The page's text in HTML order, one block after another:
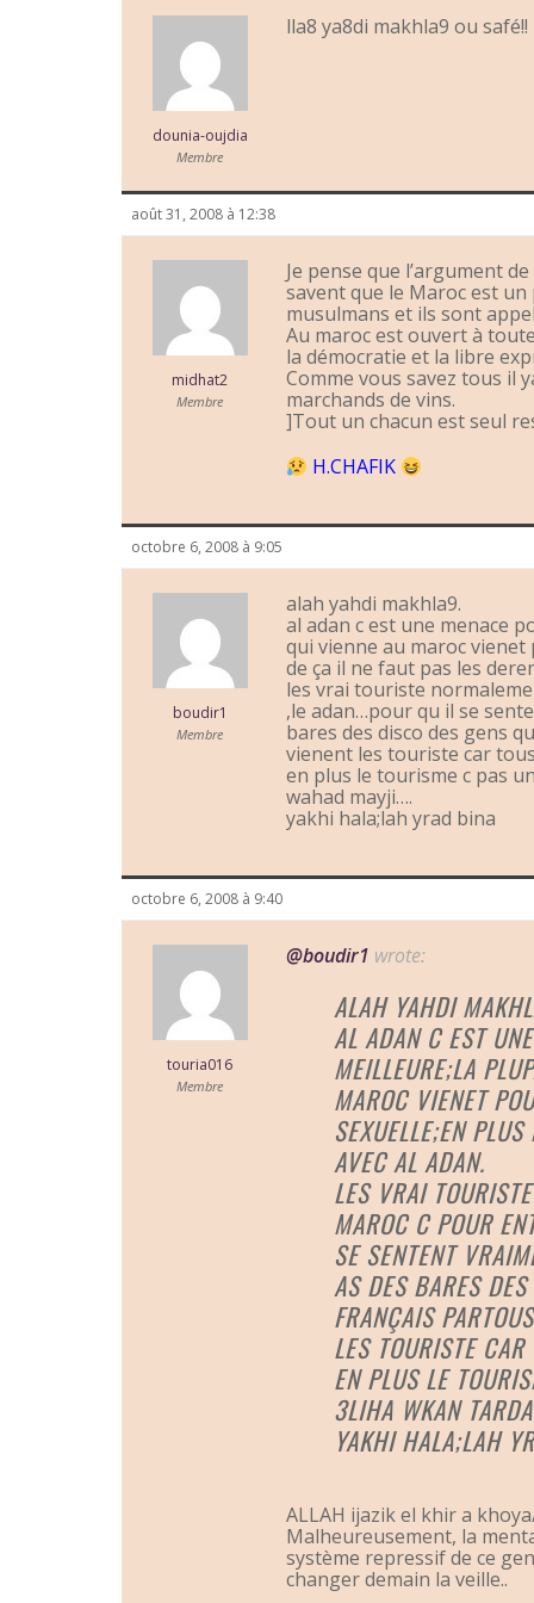
dounia-oujdia
Membre
lla8 ya8di makhla9 ou safé!!
août 31, 2008 à 12:38
midhat2
Membre
Je pense que l’argument
savent que le Maroc est
musulmans et ils sont
Au maroc est ouvert à
la démocratie et la libre
Comme vous savez tous il
marchands de vins.
]Tout un chacun est seul
H.CHAFIK
octobre 6, 2008 à 9:05
boudir1
Membre
alah yahdi makhla9.
al adan c est une menace
qui vienne au maroc
de ça il ne faut pas les
les vrai touriste
,le adan…pour qu il se
bares des disco des gens
vienent les touriste car
en plus le tourisme c pas
wahad mayji….
yakhi hala;lah yrad bina
octobre 6, 2008 à 9:40
touria016
Membre
@boudir1 wrote:
ALAH YAHDI
AL ADAN C EST
MEILLEURE;LA
MAROC VIENET
SEXUELLE;EN
AVEC AL ADAN.
LES VRAI
MAROC C POUR
SE SENTENT
AS DES BARES
FRANÇAIS
LES TOURISTE
EN PLUS LE
3LIHA WKAN
YAKHI HALA;LAH
ALLAH ijazik el khir a
Malheureusement, la
système repressif de ce
changer demain la veille..